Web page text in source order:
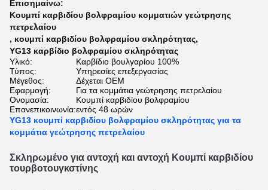
Επισημαίνω:
Κουμπί καρβιδίου βολφραμίου κομματιών γεώτρησης
πετρελαίου
, κουμπί καρβιδίου βολφραμίου σκληρότητας,
YG13 καρβίδιο βολφραμίου σκληρότητας
Υλικό:
Καρβίδιο βουλγαρίου 100%
Τύπος:
Υπηρεσίες επεξεργασίας
Μέγεθος:
Δέχεται OEM
Εφαρμογή:
Για τα κομμάτια γεώτρησης πετρελαίου
Ονομασία:
Κουμπί καρβιδίου βολφραμίου
Επανεπικοινωνία:εντός 48 ωρών
YG13 κουμπί καρβιδίου βολφραμίου σκληρότητας για τα
κομμάτια γεώτρησης πετρελαίου
Σκληρωμένο για αντοχή και αντοχή Κουμπί καρβιδίου
τουρβοτουγκστίνης